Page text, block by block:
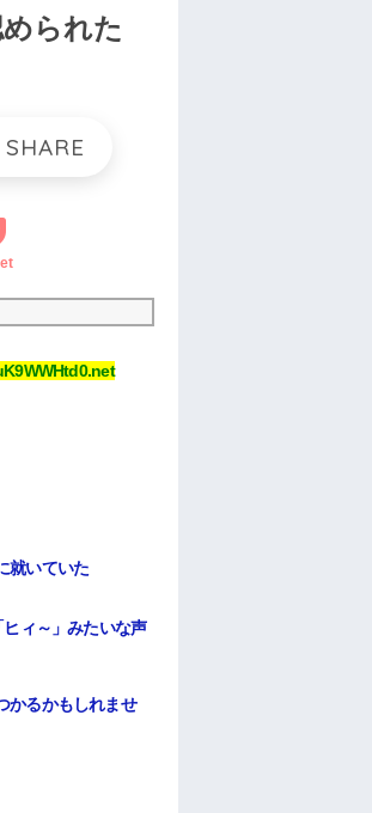
られた
就いていた
ィ～」みたいな声
かるかもしれませ